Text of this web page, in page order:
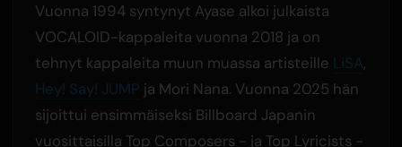
Vuonna 1994 syntynyt Ayase alkoi julkaista
VOCALOID-kappaleita vuonna 2018 ja on
tehnyt kappaleita muun muassa artisteille LiSA,
Hey! Say! JUMP ja Mori Nana. Vuonna 2025 hän
sijoittui ensimmäiseksi Billboard Japanin
vuosittaisilla Top Composers - ja Top Lyricists -